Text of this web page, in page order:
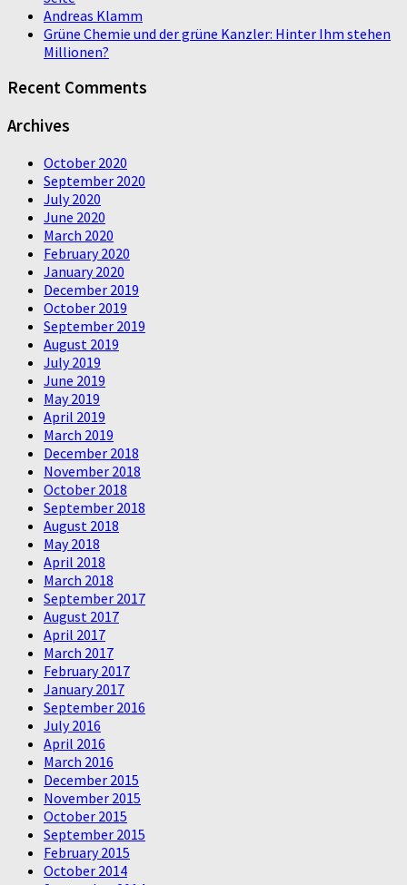
Andreas Klamm
Grüne Chemie und der grüne Kanzler: Hinter Ihm stehen
Millionen?
Recent Comments
Archives
October 2020
September 2020
July 2020
June 2020
March 2020
February 2020
January 2020
December 2019
October 2019
September 2019
August 2019
July 2019
June 2019
May 2019
April 2019
March 2019
December 2018
November 2018
October 2018
September 2018
August 2018
May 2018
April 2018
March 2018
September 2017
August 2017
April 2017
March 2017
February 2017
January 2017
September 2016
July 2016
April 2016
March 2016
December 2015
November 2015
October 2015
September 2015
February 2015
October 2014